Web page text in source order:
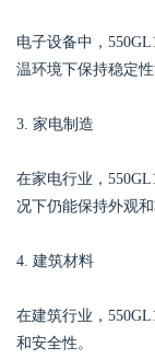
电子设备中，
温环境下保持稳定
3. 家电制造
在家电行业，
况下仍能保持外观
4. 建筑材料
在建筑行业，
和安全性。